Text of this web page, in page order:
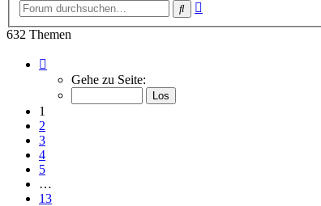
Suche
632 Themen
von
Gehe zu Seite:
1
2
3
4
5
…
13